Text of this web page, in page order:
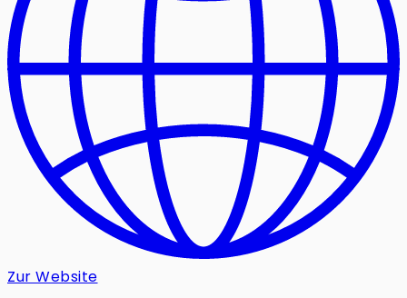
Zur Website